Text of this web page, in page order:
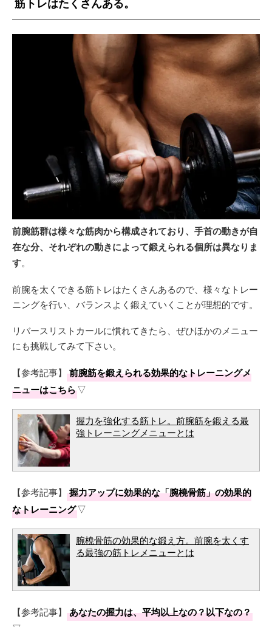
前腕筋群は様々な筋肉から構成されており、手首の動きが自
在な分、それぞれの動きによって鍛えられる個所は異なりま
す。
前腕を太くできる筋トレはたくさんあるので、様々なトレー
ニングを行い、バランスよく鍛えていくことが理想的です。
リバースリストカールに慣れてきたら、ぜひほかのメニュー
にも挑戦してみて下さい。
【参考記事】
前腕筋を鍛えられる効果的なトレーニングメ
ニューはこちら▽
握力を強化する筋トレ。前腕筋を鍛える最
強トレーニングメニューとは
【参考記事】
握力アップに効果的な「腕橈骨筋」の効果的
なトレーニング▽
腕橈骨筋の効果的な鍛え方。前腕を太くす
る最強の筋トレメニューとは
【参考記事】 あなたの握力は、平均以上なの？以下なの？